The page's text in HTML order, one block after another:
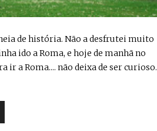
de história. Não a desfrutei muito
ido a Roma, e hoje de manhã no
a Roma.... não deixa de ser curioso.